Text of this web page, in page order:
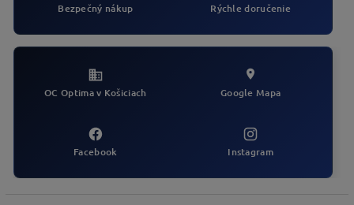
v
Bezpečný nákup Rýchle doručenie
OC Optima v Košiciach Google Mapa
Facebook Instagram